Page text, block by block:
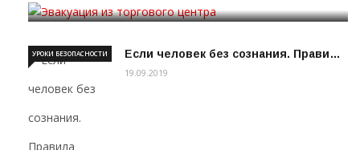
Если человек без сознания. Прави…
УРОКИ БЕЗОПАСНОСТИ
19.09.2019